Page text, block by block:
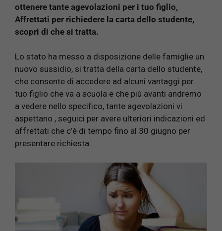
ottenere tante agevolazioni per i tuo figlio,
Affrettati per richiedere la carta dello studente,
scopri di che si tratta.
Lo stato ha messo a disposizione delle famiglie un
nuovo sussidio, si tratta della carta dello studente,
che consente di accedere ad alcuni vantaggi per
tuo figlio che va a scuola e che più avanti andremo
a vedere nello specifico, tante agevolazioni vi
aspettano , seguici per avere ulteriori indicazioni ed
affrettati che c’è di tempo fino al 30 giugno per
presentare richiesta.